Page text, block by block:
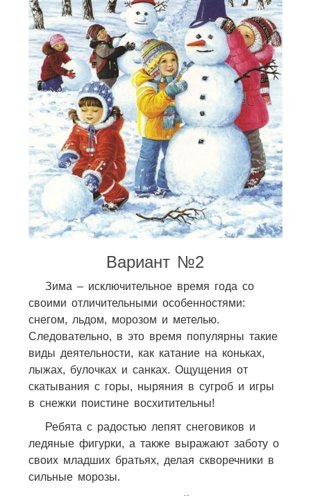
Вариант №2
Зима – исключительное время года со
своими отличительными особенностями:
снегом, льдом, морозом и метелью.
Следовательно, в это время популярны такие
виды деятельности, как катание на коньках,
лыжах, булочках и санках. Ощущения от
скатывания с горы, ныряния в сугроб и игры
в снежки поистине восхитительны!
Ребята с радостью лепят снеговиков и
ледяные фигурки, а также выражают заботу о
своих младших братьях, делая скворечники в
сильные морозы.